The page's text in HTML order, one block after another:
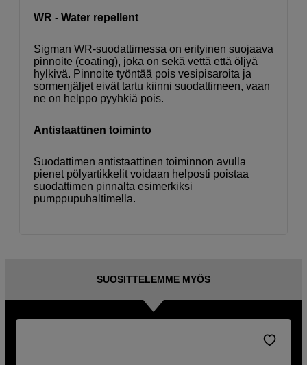
WR - Water repellent
Sigman WR-suodattimessa on erityinen suojaava
pinnoite (coating), joka on sekä vettä että öljyä
hylkivä. Pinnoite työntää pois vesipisaroita ja
sormenjäljet eivät tartu kiinni suodattimeen, vaan
ne on helppo pyyhkiä pois.
Antistaattinen toiminto
Suodattimen antistaattinen toiminnon avulla
pienet pölyartikkelit voidaan helposti poistaa
suodattimen pinnalta esimerkiksi
pumppupuhaltimella.
SUOSITTELEMME MYÖS